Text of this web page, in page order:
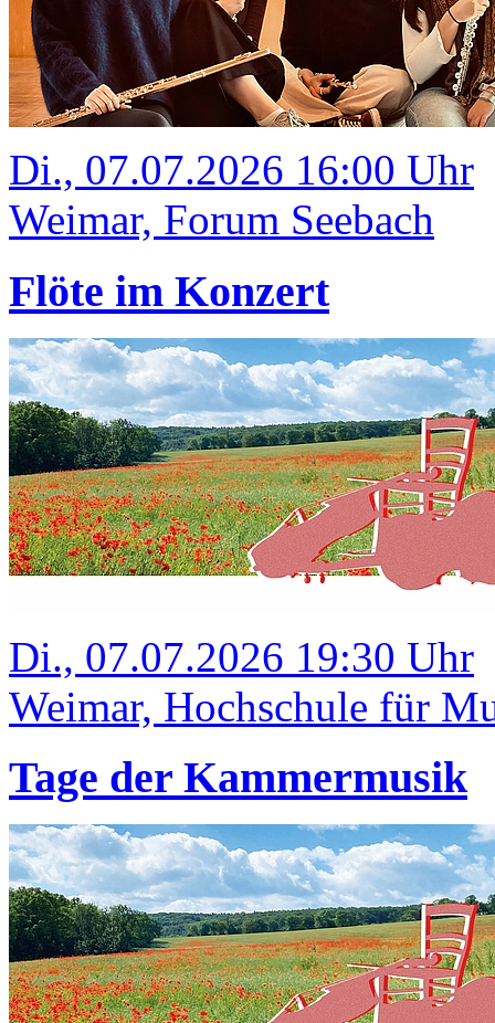
Di., 07.07.2026 16:00 Uhr
Weimar, Forum Seebach
Flöte im Konzert
Di., 07.07.2026 19:30 Uhr
Weimar, Hochschule für
Tage der Kammermusik